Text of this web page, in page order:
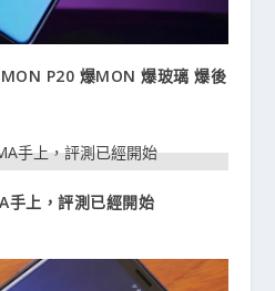
P20 爆MON 爆玻璃 爆後
手上，評測已經開始